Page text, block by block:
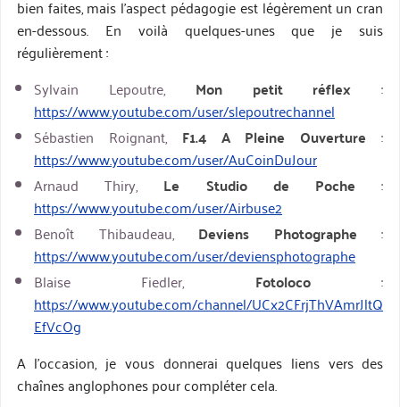
bien faites, mais l’aspect pédagogie est légèrement un cran
en-dessous. En voilà quelques-unes que je suis
régulièrement :
Sylvain Lepoutre, Mon petit réflex :
https://www.youtube.com/user/slepoutrechannel
Sébastien Roignant, F1.4 A Pleine Ouverture :
https://www.youtube.com/user/AuCoinDuJour
Arnaud Thiry, Le Studio de Poche :
https://www.youtube.com/user/Airbuse2
Benoît Thibaudeau, Deviens Photographe :
https://www.youtube.com/user/deviensphotographe
Blaise Fiedler, Fotoloco:
https://www.youtube.com/channel/UCx2CFrjThVAmrJltQ
EfVcOg
A l’occasion, je vous donnerai quelques liens vers des
chaînes anglophones pour compléter cela.